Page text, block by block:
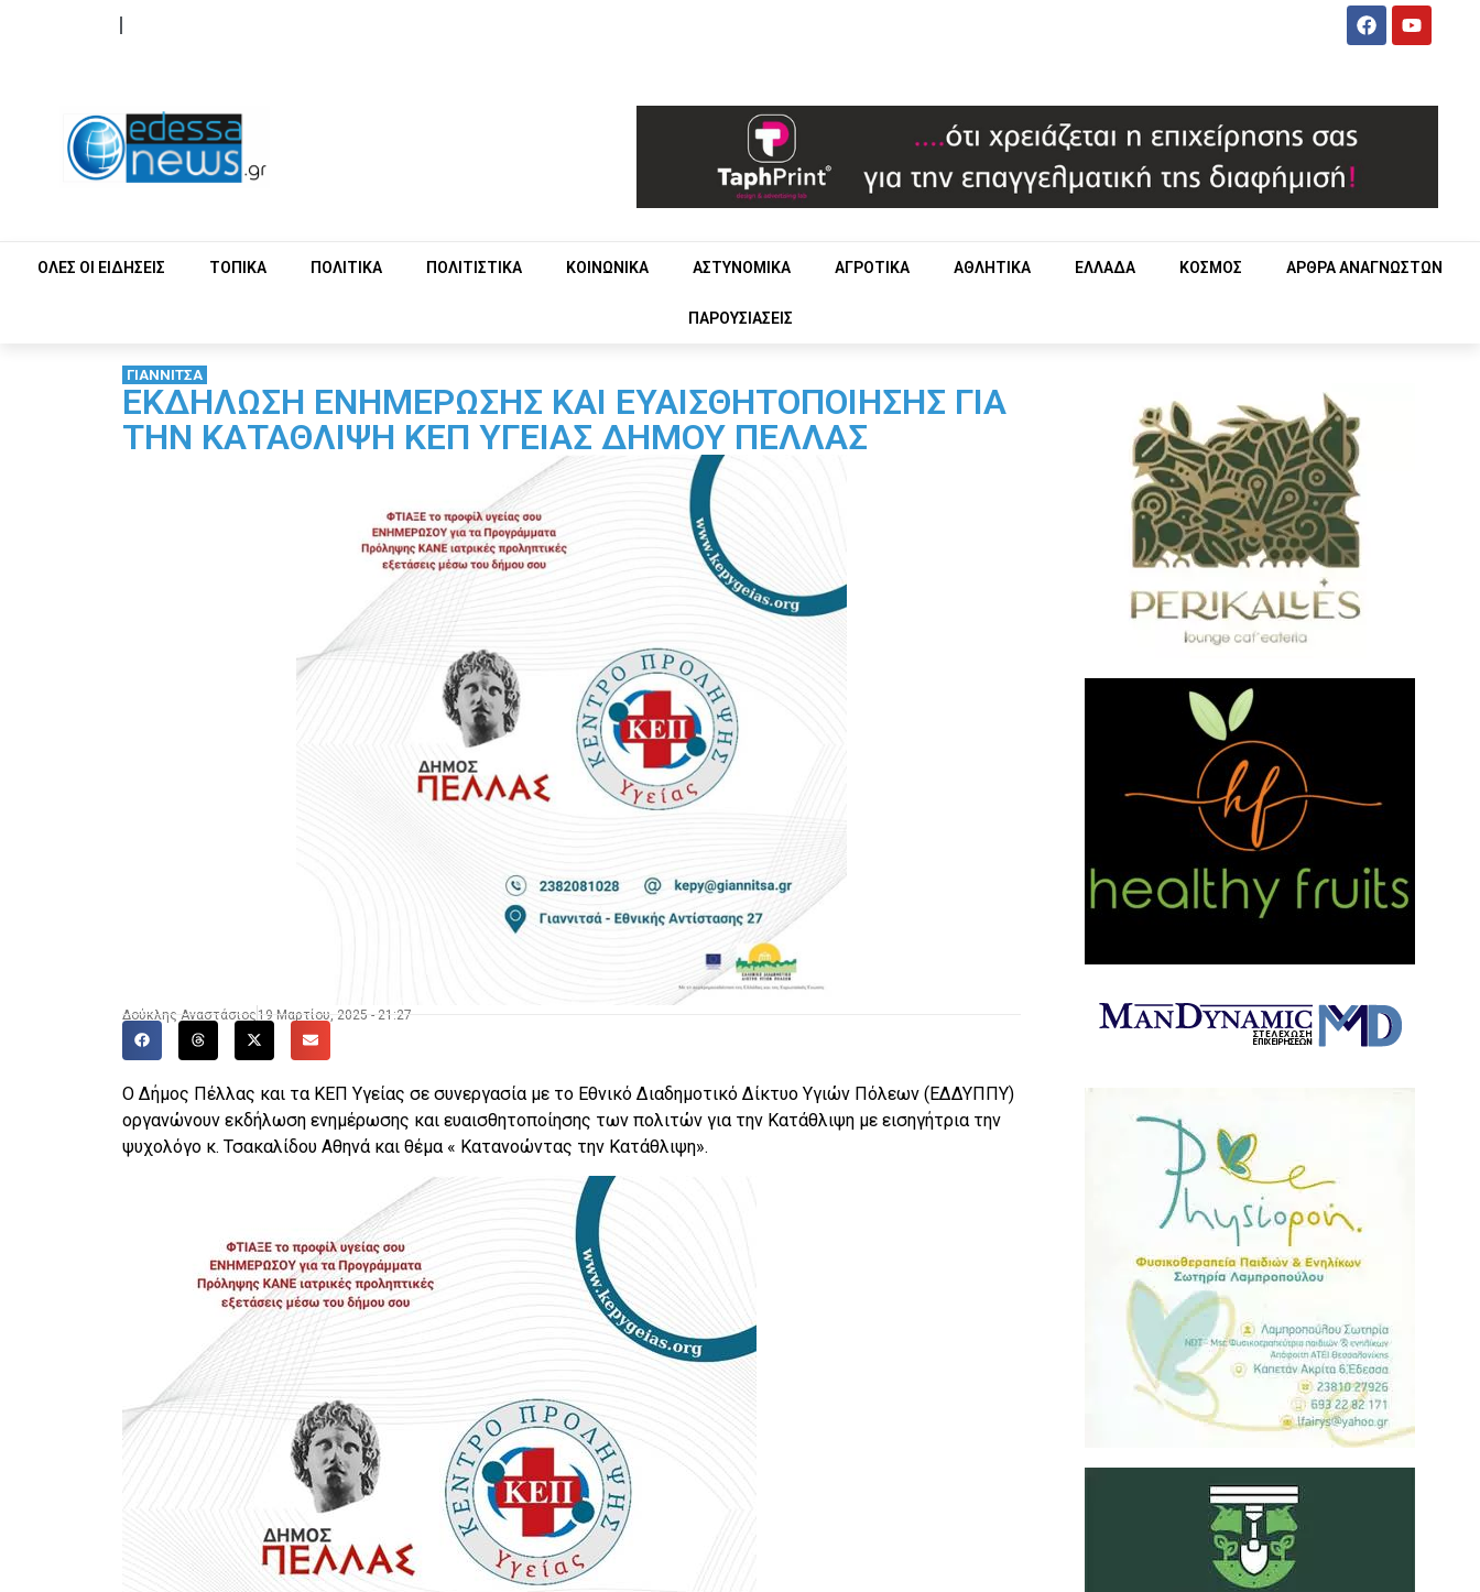
ΟΛΕΣ ΟΙ ΕΙΔΗΣΕΙΣ ΤΟΠΙΚΑ ΠΟΛΙΤΙΚΑ ΠΟΛΙΤΙΣΤΙΚΑ ΚΟΙΝΩΝΙΚΑ ΑΣΤΥΝΟΜΙΚΑ ΑΓΡΟΤΙΚΑ ΑΘΛΗΤΙΚΑ ΕΛΛΑΔΑ ΚΟΣΜΟΣ ΑΡΘΡΑ ΑΝΑΓΝΩΣΤΩΝ
ΠΑΡΟΥΣΙΑΣΕΙΣ
ΓΙΑΝΝΙΤΣΑ
ΕΚΔΗΛΩΣΗ ΕΝΗΜΕΡΩΣΗΣ ΚΑΙ ΕΥΑΙΣΘΗΤΟΠΟΙΗΣΗΣ ΓΙΑ
ΤΗΝ ΚΑΤΑΘΛΙΨΗ ΚΕΠ ΥΓΕΙΑΣ ΔΗΜΟΥ ΠΕΛΛΑΣ
Δούκλης Αναστάσιος 19 Μαρτίου, 2025 - 21:27
Ο Δήμος Πέλλας και τα ΚΕΠ Υγείας σε συνεργασία με το Εθνικό Διαδημοτικό Δίκτυο Υγιών Πόλεων (ΕΔΔΥΠΠΥ)
οργανώνουν εκδήλωση ενημέρωσης και ευαισθητοποίησης των πολιτών για την Κατάθλιψη με εισηγήτρια την
ψυχολόγο κ. Τσακαλίδου Αθηνά και θέμα « Κατανοώντας την Κατάθλιψη».